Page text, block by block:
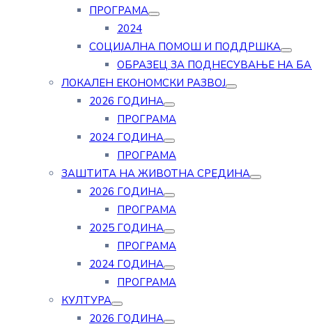
ПРОГРАМА
2024
СОЦИЈАЛНА ПОМОШ И ПОДДРШКА
ОБРАЗЕЦ ЗА ПОДНЕСУВАЊЕ НА
ЛОКАЛЕН ЕКОНОМСКИ РАЗВОЈ
2026 ГОДИНА
ПРОГРАМА
2024 ГОДИНА
ПРОГРАМА
ЗАШТИТА НА ЖИВОТНА СРЕДИНА
2026 ГОДИНА
ПРОГРАМА
2025 ГОДИНА
ПРОГРАМА
2024 ГОДИНА
ПРОГРАМА
КУЛТУРА
2026 ГОДИНА